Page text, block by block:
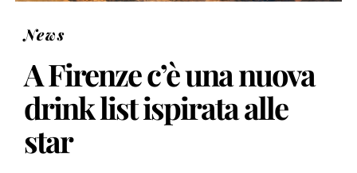
News
A Firenze c’è una nuova
drink list ispirata alle
star